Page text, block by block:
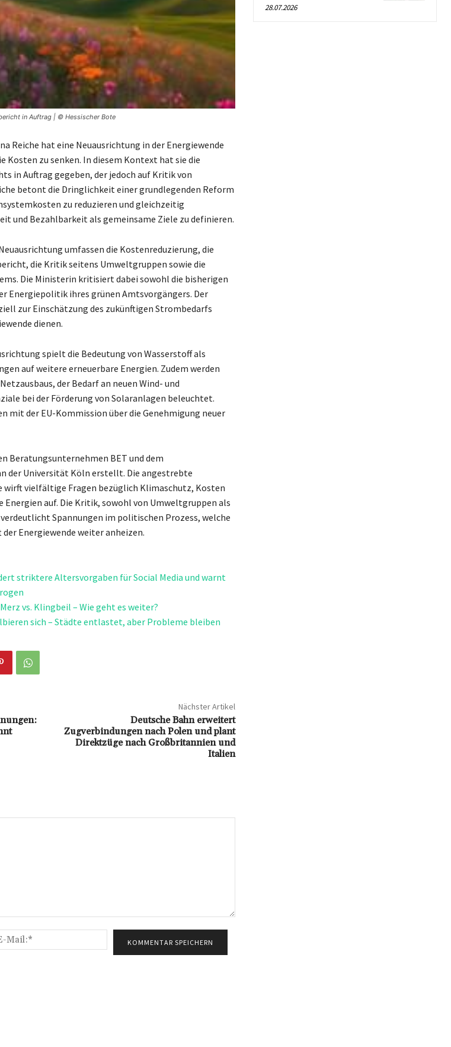
in Auftrag | © Hessischer Bote
Reiche hat eine Neuausrichtung in der Energiewende
Kosten zu senken. In diesem Kontext hat sie die
in Auftrag gegeben, der jedoch auf Kritik von
betont die Dringlichkeit einer grundlegenden Reform
zu reduzieren und gleichzeitig
und Bezahlbarkeit als gemeinsame Ziele zu definieren.
umfassen die Kostenreduzierung, die
die Kritik seitens Umweltgruppen sowie die
Die Ministerin kritisiert dabei sowohl die bisherigen
Energiepolitik ihres grünen Amtsvorgängers. Der
zur Einschätzung des zukünftigen Strombedarfs
dienen.
spielt die Bedeutung von Wasserstoff als
auf weitere erneuerbare Energien. Zudem werden
der Bedarf an neuen Wind- und
bei der Förderung von Solaranlagen beleuchtet.
mit der EU-Kommission über die Genehmigung neuer
Beratungsunternehmen BET und dem
der Universität Köln erstellt. Die angestrebte
wirft vielfältige Fragen bezüglich Klimaschutz, Kosten
Energien auf. Die Kritik, sowohl von Umweltgruppen als
Spannungen im politischen Prozess, welche
Energiewende weiter anheizen.
striktere Altersvorgaben für Social Media und warnt
vs. Klingbeil – Wie geht es weiter?
sich – Städte entlastet, aber Probleme bleiben
Nächster Artikel
Deutsche Bahn erweitert
Zugverbindungen nach Polen und plant
Direktzüge nach Großbritannien und
Italien
Mail:*
28.07.2026